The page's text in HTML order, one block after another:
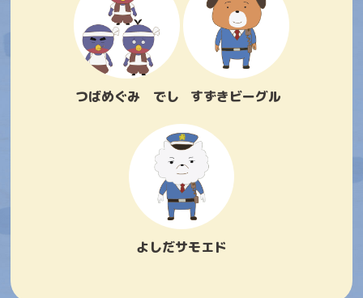
つばめぐみ でし すずきビーグル
よしだサモエド